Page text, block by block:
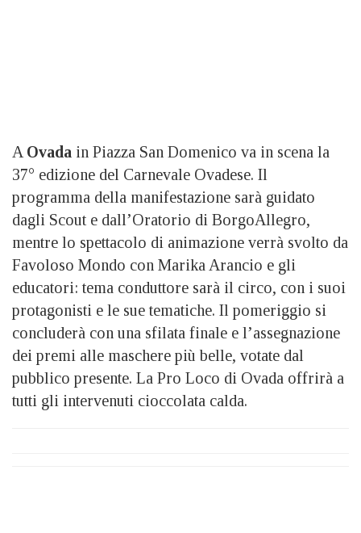
A Ovada in Piazza San Domenico va in scena la
37° edizione del Carnevale Ovadese. Il
programma della manifestazione sarà guidato
dagli Scout e dall’Oratorio di BorgoAllegro,
mentre lo spettacolo di animazione verrà svolto da
Favoloso Mondo con Marika Arancio e gli
educatori: tema conduttore sarà il circo, con i suoi
protagonisti e le sue tematiche. Il pomeriggio si
concluderà con una sfilata finale e l’assegnazione
dei premi alle maschere più belle, votate dal
pubblico presente. La Pro Loco di Ovada offrirà a
tutti gli intervenuti cioccolata calda.